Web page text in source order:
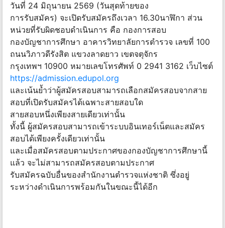
วันที่ 24 มิถุนายน 2569 (วันสุดท้ายของ
การรับสมัคร) จะเปิดรับสมัครถึงเวลา 16.30นาฬิกา ส่วน
หน่วยที่รับผิดชอบดำเนินการ คือ กองการสอบ
กองบัญชาการศึกษา อาคารวิทยาลัยการตำรวจ เลขที่ 100
ถนนวิภาวดีรังสิต แขวงลาดยาว เขตจตุจักร
กรุงเทพฯ 10900 หมายเลขโทรศัพท์ 0 2941 3162 เว็บไซต์
https://admission.edupol.org
และเน้นย้ำว่าผู้สมัครสอบสามารถเลือกสมัครสอบจากสาย
สอบที่เปิดรับสมัครได้เฉพาะสายสอบใด
สายสอบหนึ่งเพียงสายเดียวเท่านั้น
ทั้งนี้ ผู้สมัครสอบสามารถเข้าระบบอินเทอร์เน็ตและสมัคร
สอบได้เพียงครั้งเดียวเท่านั้น
และเมื่อสมัครสอบตามประกาศของกองบัญชาการศึกษานี้
แล้ว จะไม่สามารถสมัครสอบตามประกาศ
รับสมัครฉบับอื่นของสำนักงานตำรวจแห่งชาติ ซึ่งอยู่
ระหว่างดำเนินการพร้อมกันในขณะนี้ได้อีก